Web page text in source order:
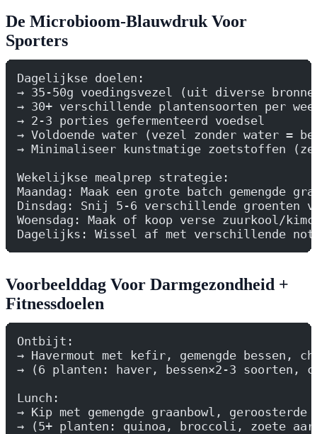
De Microbioom-Blauwdruk Voor
Sporters
Dagelijkse doelen:
→ 35-50g voedingsvezel (uit diverse
→ 30+ verschillende plantensoorten per
→ 2-3 porties gefermenteerd voedsel
→ Voldoende water (vezel zonder water =
→ Minimaliseer kunstmatige zoetstoffen
Wekelijkse mealprep strategie:
Maandag: Maak een grote batch
Dinsdag: Snij 5-6 verschillende groenten
Woensdag: Maak of koop verse zuurkool/
Dagelijks: Wissel af met verschillende
Voorbeelddag Voor Darmgezondheid +
Fitnessdoelen
Ontbijt:
→ Havermout met kefir, gemengde bessen,
→ (6 planten: haver, bessen×2-3 soorten,
Lunch:
→ Kip met gemengde graanbowl,
→ (5+ planten: quinoa, broccoli, zoete